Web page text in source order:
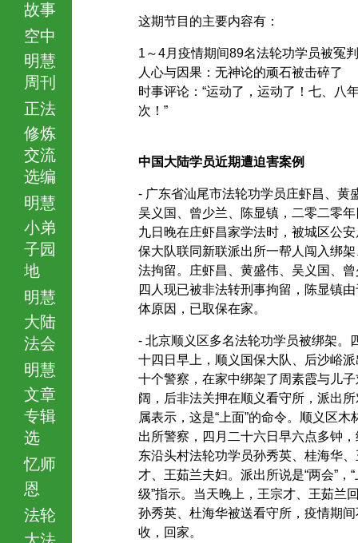
故事
空中
明慧
周刊
正法
修炼
交流
选编
明慧
小弟
子园
地
明慧
大陆
法会
明慧
文章
专辑
选
忆师
恩
法轮
大法
这期节目的主要内容有：
1～4月疫情期间89名法轮功学员被冤判
人心与因果：无神论的顽石被击碎了
时事评论：“运动了，运动了！七、八
次！”
中国大陆学员近期遭迫害案例
- 广东省汕尾市法轮功学员庄虾昌、黄
吴义国、曾少兰、陈显镇，二零二零年
九日晚在庄虾昌家学法时，被城区公安
保大队联同新联派出所一帮人闯入绑架
法拘留。庄虾昌、黄盛伟、吴义国、曾
四人现已被非法转刑事拘留，陈显镇
体原因，已取保在家。
- 北京顺义区多名法轮功学员被绑架。
十四日早上，顺义国保大队、后沙峪派
十个警察，在家中绑架了周素霞与儿子
阔，后非法关押在顺义看守所，派出所
属表示，这是“上面”的命令。顺义区木
出所警察，四月二十六日早六点多钟，
东沿头村法轮功学员孙秀英、桂海华、
才、王茹兰夫妇。派出所说是“两会”，“
级”指示。当天晚上，王宗才、王茹兰
孙秀英、杜海华被送看守所，疫情期间
收，回家。